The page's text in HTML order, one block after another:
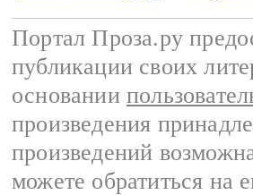
Портал Проза.ру
публикации своих
основании
произведения
произведений
можете обратиться на